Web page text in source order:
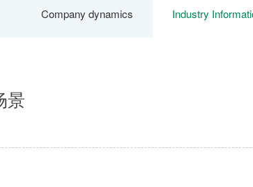
Company dynamics Industry
景